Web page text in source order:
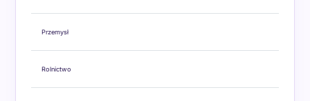
Przemysł
Rolnictwo